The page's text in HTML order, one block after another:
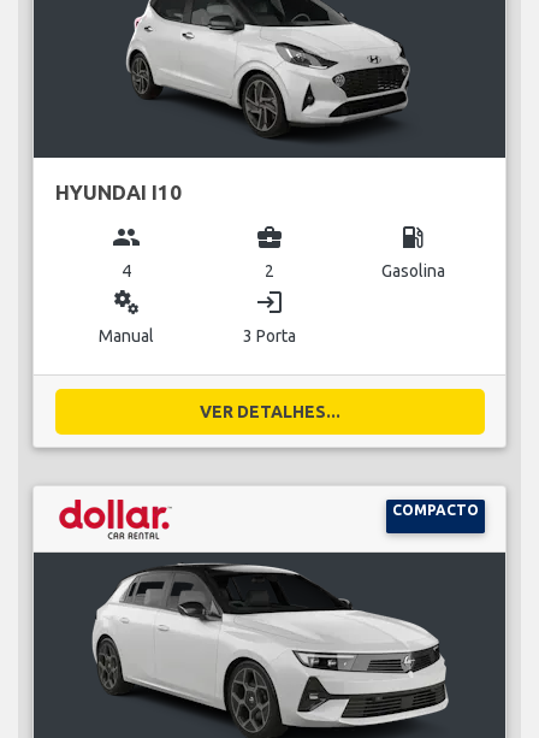
HYUNDAI I10
group
4
business_center
2
local_gas_station
Gasolina
miscellaneous_services
Manual
login
3 Porta
VER DETALHES...
COMPACTO